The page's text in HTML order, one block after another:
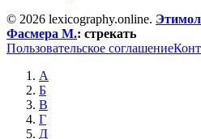
© 2026 lexicography.online.
Фасмера М.: стрекать
Пользовательское соглашение
А
Б
В
Г
Д